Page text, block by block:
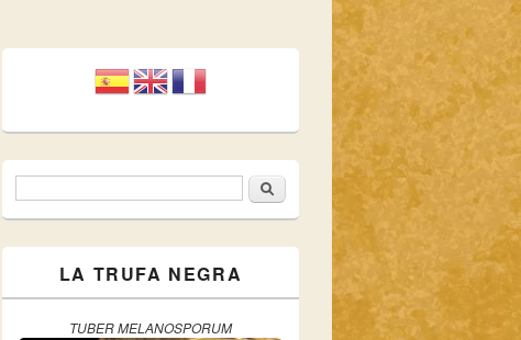
Formulario de búsqueda
Buscar
LA TRUFA NEGRA
TUBER MELANOSPORUM